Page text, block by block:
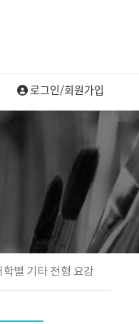
학별 기타 전형 요강